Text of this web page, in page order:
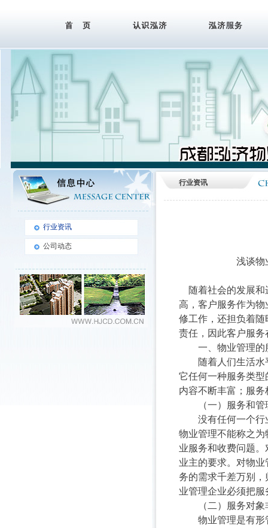
行业资讯
公司动态
行业资讯
浅谈物业管
随着社会的发展和
高，客户服务作为
修工作，还担负着
责任，因此客户服
一、物业管理的
随着人们生活水平
它任何一种服务类
内容不断丰富；服
（一）服务和管
没有任何一个行业
物业管理不能称之
业服务和收费问题
业主的要求。对物
务的需求千差万别
业管理企业必须把
（二）服务对象
物业管理是有形管